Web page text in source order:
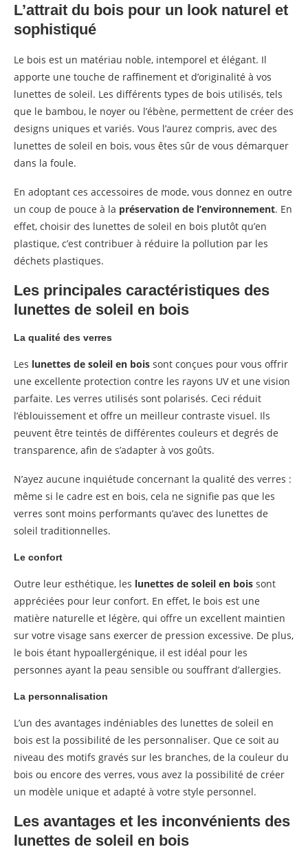
L’attrait du bois pour un look naturel et
sophistiqué
Le bois est un matériau noble, intemporel et élégant. Il
apporte une touche de raffinement et d’originalité à vos
lunettes de soleil. Les différents types de bois utilisés, tels
que le bambou, le noyer ou l’ébène, permettent de créer des
designs uniques et variés. Vous l’aurez compris, avec des
lunettes de soleil en bois, vous êtes sûr de vous démarquer
dans la foule.
En adoptant ces accessoires de mode, vous donnez en outre
un coup de pouce à la préservation de l’environnement. En
effet, choisir des lunettes de soleil en bois plutôt qu’en
plastique, c’est contribuer à réduire la pollution par les
déchets plastiques.
Les principales caractéristiques des
lunettes de soleil en bois
La qualité des verres
Les lunettes de soleil en bois sont conçues pour vous offrir
une excellente protection contre les rayons UV et une vision
parfaite. Les verres utilisés sont polarisés. Ceci réduit
l’éblouissement et offre un meilleur contraste visuel. Ils
peuvent être teintés de différentes couleurs et degrés de
transparence, afin de s’adapter à vos goûts.
N’ayez aucune inquiétude concernant la qualité des verres :
même si le cadre est en bois, cela ne signifie pas que les
verres sont moins performants qu’avec des lunettes de
soleil traditionnelles.
Le confort
Outre leur esthétique, les lunettes de soleil en bois sont
appréciées pour leur confort. En effet, le bois est une
matière naturelle et légère, qui offre un excellent maintien
sur votre visage sans exercer de pression excessive. De plus,
le bois étant hypoallergénique, il est idéal pour les
personnes ayant la peau sensible ou souffrant d’allergies.
La personnalisation
L’un des avantages indéniables des lunettes de soleil en
bois est la possibilité de les personnaliser. Que ce soit au
niveau des motifs gravés sur les branches, de la couleur du
bois ou encore des verres, vous avez la possibilité de créer
un modèle unique et adapté à votre style personnel.
Les avantages et les inconvénients des
lunettes de soleil en bois